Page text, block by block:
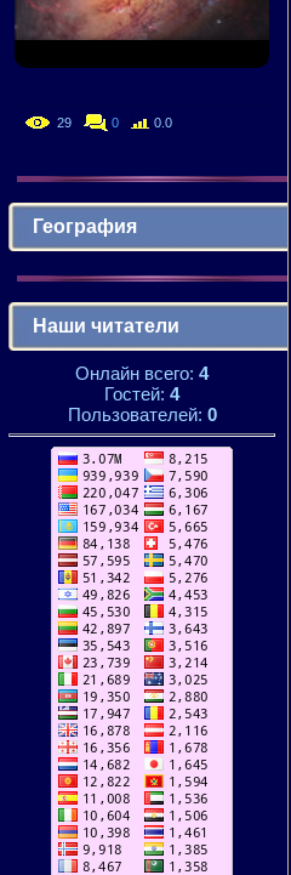
29 0 0.0
География
Наши читатели
Онлайн всего: 4
Гостей: 4
Пользователей: 0